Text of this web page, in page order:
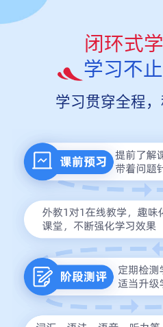
闭环式
学习不
学习贯穿全程